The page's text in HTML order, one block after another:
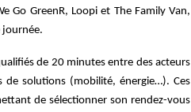
Go GreenR, Loopi et The Family Van,
journée.
de 20 minutes entre des acteurs
solutions (mobilité, énergie…). Ces
de sélectionner son rendez-vous